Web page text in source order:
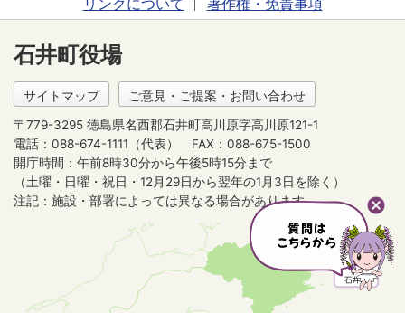
リンクについて
著作権・免責事項
石井町役場
サイトマップ ご意見・ご提案・お問い合わせ
〒779-3295 徳島県名西郡石井町高川原字高川原121-1
電話：088-674-1111（代表）
FAX：088-675-1500
開庁時間：午前8時30分から午後5時15分まで
（土曜・日曜・祝日・12月29日から翌年の1月3日を除く）
注記：施設・部署によっては異なる場合があります。